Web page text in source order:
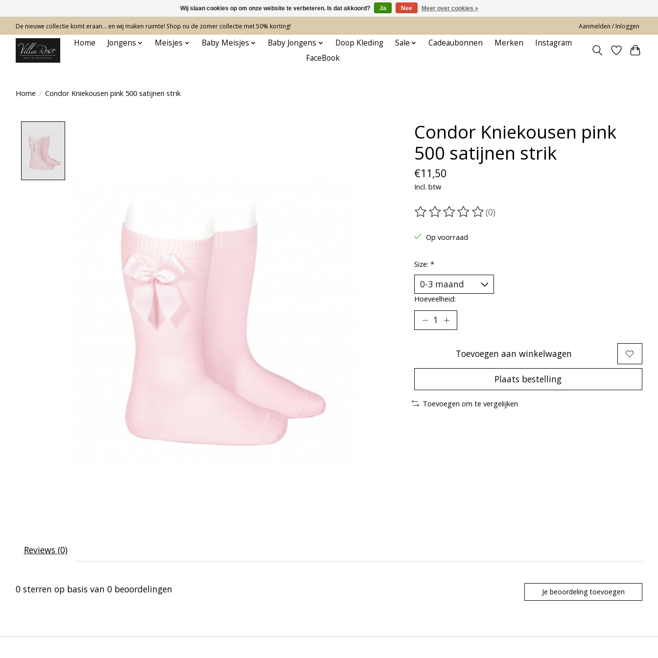
De nieuwe collectie komt eraan… en wij maken ruimte! Shop nu de zomer collectie met 50% korting! Aanmelden / Inloggen
Home Jongens Meisjes Baby Meisjes Baby Jongens Doop Kleding Sale Cadeaubonnen Merken
Instagram
FaceBook
Home / Condor Kniekousen pink 500 satijnen strik
Condor Kniekousen pink
500 satijnen strik
€11,50
Incl. btw
De beoordeling van dit product is
(0)
Op voorraad
Size: *
Hoeveelheid:
Toevoegen aan winkelwagen
Plaats bestelling
Toevoegen om te vergelijken
Reviews (0)
0 sterren op basis van 0 beoordelingen Je beoordeling toevoegen
Wij slaan cookies op om onze website te verbeteren. Is dat akkoord? Ja Nee Meer over cookies »